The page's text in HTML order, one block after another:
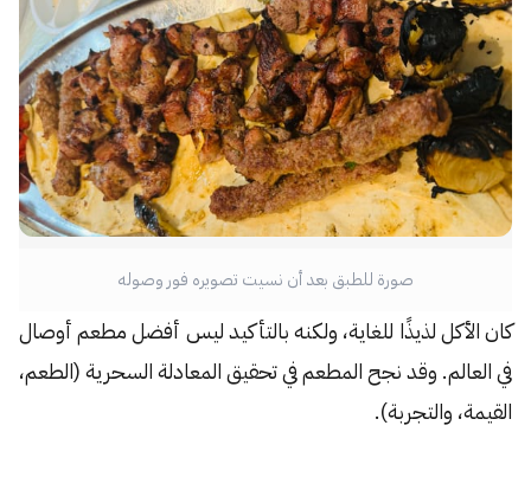
صورة للطبق بعد أن نسيت تصويره فور وصوله
كان الأكل لذيذًا للغاية، ولكنه بالتأكيد ليس أفضل مطعم أوصال
في العالم. وقد نجح المطعم في تحقيق المعادلة السحرية (الطعم،
القيمة، والتجربة).